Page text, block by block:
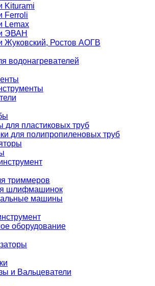
Kiturami
Ferroli
Lemax
ЭВАН
Жуковский, Ростов АОГВ
водонагревателей
для пластиковых труб
для полипропиленовых труб
триммеров
шлифмашинок
машины
оборудование
и Вальцеватели